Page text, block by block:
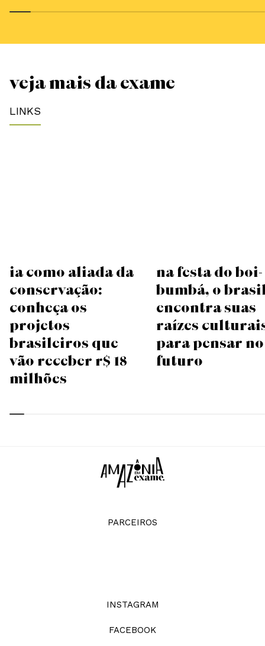
VEJA MAIS DA EXAME
LINKS
IA como aliada da
conservação:
conheça os
projetos
brasileiros que
vão receber R$ 18
milhões
Na festa do boi-
bumbá, o
encontra suas
raízes
para pensar no
futuro
INSTAGRAM
FACEBOOK
PARCEIROS